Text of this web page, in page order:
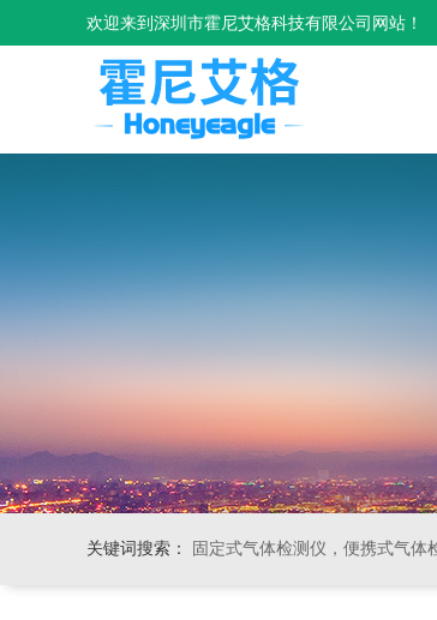
欢迎来到深圳市霍尼艾格科技有限公司网站！
关键词搜索： 固定式气体检测仪，便携式气体检测仪，多合一气